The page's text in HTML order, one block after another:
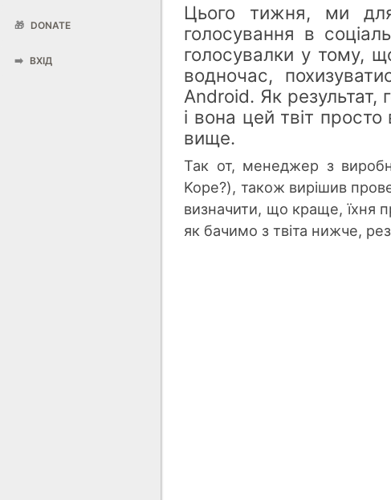
🎁 DONATE
➡️ ВХІД
Цього тижня, ми
голосування в
голосувалки у тому,
водночас,
Android. Як результат,
і вона цей твіт
вище.
Так от, менеджер з
Kope?), також вирішив
визначити, що краще, їхня
як бачимо з твіта нижче,